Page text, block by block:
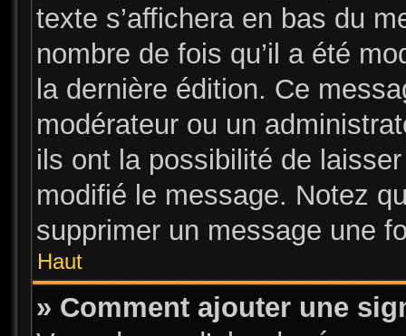
texte s’affichera en bas du
nombre de fois qu’il a été
la dernière édition. Ce
modérateur ou un
ils ont la possibilité de
modifié le message. Notez
supprimer un message une
Haut
» Comment ajouter une